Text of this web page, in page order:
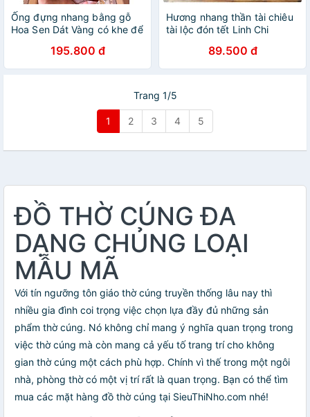
Ống đựng nhang bằng gỗ
Hoa Sen Dát Vàng có khe để
195.800 đ
Hương nhang thần tài chiêu
tài lộc đón tết Linh Chi
ít khói không độc hại
89.500 đ
Trang 1/5
1 2 3 4 5
ĐỒ THỜ CÚNG ĐA
DẠNG CHỦNG LOẠI
MẪU MÃ
Với tín ngưỡng tôn giáo thờ cúng truyền thống lâu nay thì
nhiều gia đình coi trọng việc chọn lựa đầy đủ những sản
phẩm thờ cúng. Nó không chỉ mang ý nghĩa quan trọng trong
việc thờ cúng mà còn mang cả yếu tố trang trí cho không
gian thờ cúng một cách phù hợp. Chính vì thế trong một ngôi
nhà, phòng thờ có một vị trí rất là quan trọng. Bạn có thể tìm
mua các mặt hàng đồ thờ cúng tại SieuThiNho.com nhé!